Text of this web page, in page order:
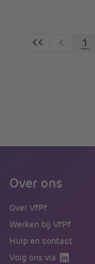
<< < 1
Over ons
Over VfPf
Werken bij VfPf
Hulp en contact
Volg ons via